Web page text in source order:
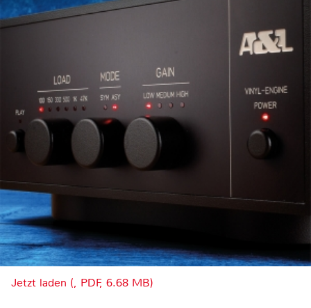
Jetzt laden (, PDF, 6.68 MB)